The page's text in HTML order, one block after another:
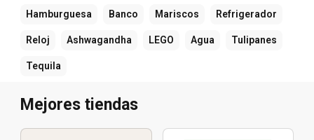
Hamburguesa Banco Mariscos Refrigerador
Reloj Ashwagandha LEGO Agua Tulipanes
Tequila
Mejores tiendas